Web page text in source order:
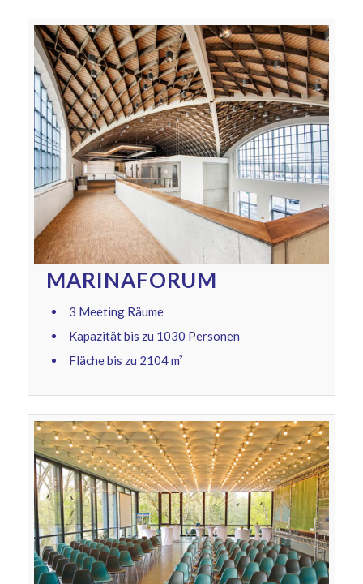
MARINAFORUM
3 Meeting Räume
Kapazität bis zu 1030 Personen
Fläche bis zu 2104 m²